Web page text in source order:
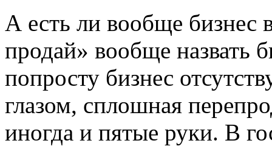
А есть ли вообще
продай» вообще назвать
попросту бизнес
глазом, сплошная
иногда и пятые руки. В